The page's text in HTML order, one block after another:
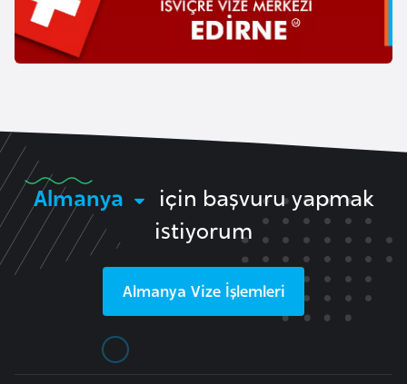
Almanya
için başvuru yapmak
istiyorum
Almanya Vize İşlemleri
a
y
i
C
b
u
i